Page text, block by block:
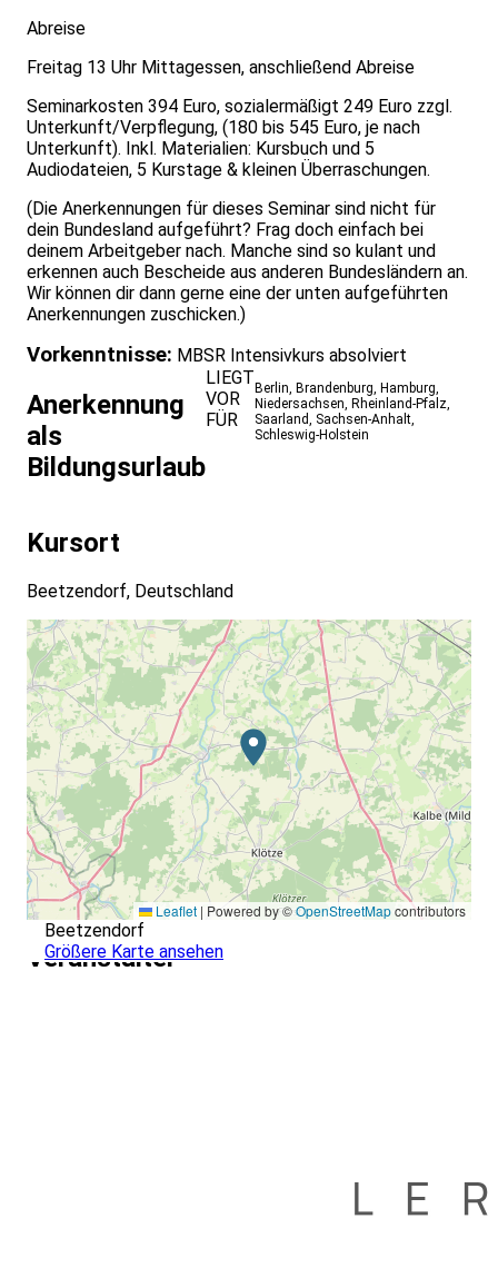
Abreise
Freitag 13 Uhr Mittagessen, anschließend Abreise
Seminarkosten 394 Euro, sozialermäßigt 249 Euro zzgl.
Unterkunft/Verpflegung, (180 bis 545 Euro, je nach
Unterkunft). Inkl. Materialien: Kursbuch und 5
Audiodateien, 5 Kurstage & kleinen Überraschungen.
(Die Anerkennungen für dieses Seminar sind nicht für
dein Bundesland aufgeführt? Frag doch einfach bei
deinem Arbeitgeber nach. Manche sind so kulant und
erkennen auch Bescheide aus anderen Bundesländern an.
Wir können dir dann gerne eine der unten aufgeführten
Anerkennungen zuschicken.)
Vorkenntnisse: MBSR Intensivkurs absolviert
Anerkennung
als
Bildungsurlaub
LIEGT
VOR
FÜR
Berlin, Brandenburg, Hamburg,
Niedersachsen, Rheinland-Pfalz,
Saarland, Sachsen-Anhalt,
Schleswig-Holstein
Kursort
Beetzendorf, Deutschland
Leaflet | Powered by ©OpenStreetMapcontributors
Beetzendorf
Größere Karte ansehen
Veranstalter